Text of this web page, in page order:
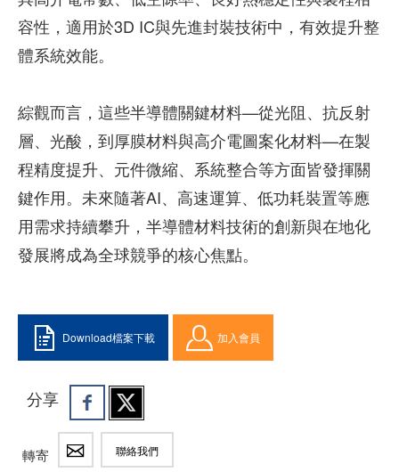
容性，適用於3D IC與先進封裝技術中，有效提升整
體系統效能。
綜觀而言，這些半導體關鍵材料—從光阻、抗反射
層、光酸，到厚膜材料與高介電圖案化材料—在製
程精度提升、元件微縮、系統整合等方面皆發揮關
鍵作用。未來隨著AI、高速運算、低功耗裝置等應
用需求持續攀升，半導體材料技術的創新與在地化
發展將成為全球競爭的核心焦點。
Download檔案下載 加入會員
分享
轉寄 聯絡我們